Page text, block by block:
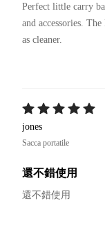
Perfect little carry
and accessories.
as cleaner.
jones
Sacca portatile
還不錯使用
還不錯使用